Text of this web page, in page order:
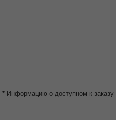
* Информацию о доступном к заказу